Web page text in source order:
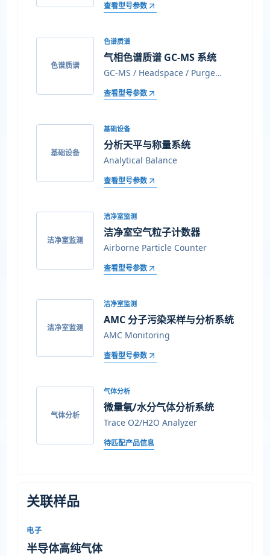
查看型号参数
色谱质谱
色谱质谱
气相色谱质谱 GC-MS 系统
GC-MS / Headspace / Purge
查看型号参数
基础设备
基础设备
分析天平与称量系统
Analytical Balance
查看型号参数
洁净室监测
洁净室监测
洁净室空气粒子计数器
Airborne Particle Counter
查看型号参数
洁净室监测
洁净室监测
AMC 分子污染采样与分析系统
AMC Monitoring
查看型号参数
气体分析
气体分析
微量氧/水分气体分析系统
Trace O2/H2O Analyzer
待匹配产品信息
关联样品
电子
半导体高纯气体